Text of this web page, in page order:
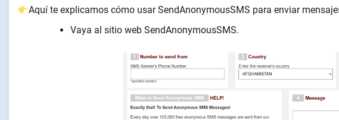
Aquí te explicamos cómo usar SendAnonymousSMS para enviar
Vaya al sitio web SendAnonymousSMS.